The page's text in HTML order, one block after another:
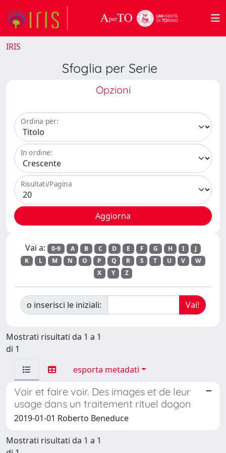
IRIS
Sfoglia per Serie
Opzioni
Ordina per:
In ordine:
Risultati/Pagina
Vai a: 0-9 A B C D E F G H I
J
K
L M N O P Q R S T U V
W
X
Y Z
o inserisci le iniziali:
Mostrati risultati da 1 a 1
di 1
esporta metadati
Voir et faire voir. Des images et de leur
usage dans un traitement rituel dogon
2019-01-01 Roberto Beneduce
Mostrati risultati da 1 a 1